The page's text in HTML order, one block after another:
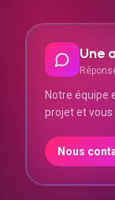
Une
Notre équipe
projet et vous
Nous